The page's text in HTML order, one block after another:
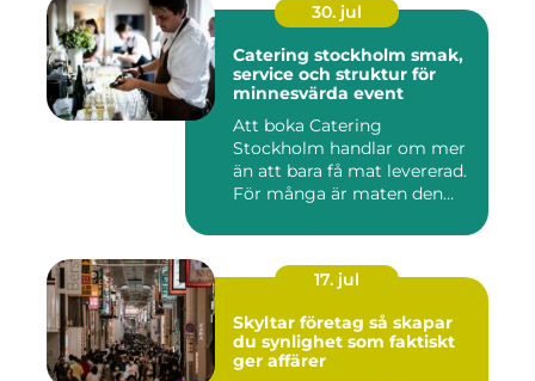
30. jul
Catering stockholm smak,
service och struktur för
minnesvärda event
Att boka Catering
Stockholm handlar om mer
än att bara få mat levererad.
För många är maten den
17. jul
Skyltar företag så skapar
du synlighet som faktiskt
ger affärer